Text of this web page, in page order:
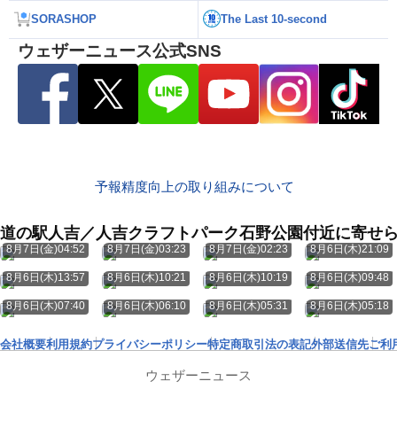
SORASHOP The Last 10-second
ウェザーニュース公式SNS
予報精度向上の取り組みについて
道の駅人吉／人吉クラフトパーク石野公園付近に寄せ
8月7日(金)04:52 8月7日(金)03:23 8月7日(金)02:23 8月6日(木)21:09
8月6日(木)13:57 8月6日(木)10:21 8月6日(木)10:19 8月6日(木)09:48
8月6日(木)07:40 8月6日(木)06:10 8月6日(木)05:31 8月6日(木)05:18
会社概要利用規約プライバシーポリシー特定商取引法の表記外部送信先ご利
ウェザーニュース